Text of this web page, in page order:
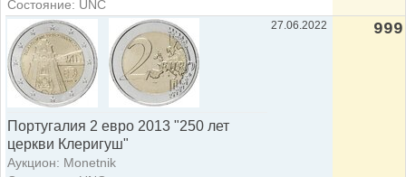
Состояние: UNC
Португалия 2 евро 2013 "250 лет
церкви Клеригуш"
Аукцион: Monetnik
27.06.2022 999